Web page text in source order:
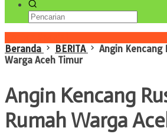
Beranda
BERITA
Angin Kencang
Warga Aceh Timur
Angin Kencang
Rumah Warga